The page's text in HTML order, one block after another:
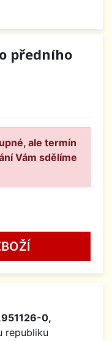
předního
ale termín
Vám sdělíme
0,
republiku